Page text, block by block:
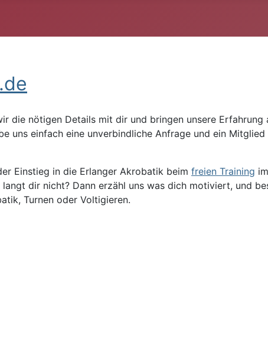
die nötigen Details mit dir und bringen unsere Erfahrung
uns einfach eine unverbindliche Anfrage und ein Mitglied
Einstieg in die Erlanger Akrobatik beim freien Training
dir nicht? Dann erzähl uns was dich motiviert, und
Turnen oder Voltigieren.